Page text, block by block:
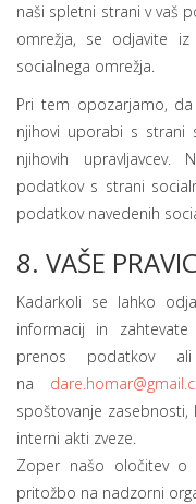
naši spletni strani v vaš
omrežja, se odjavite iz
socialnega omrežja.
Pri tem opozarjamo,
njihovi uporabi s strani
njihovih upravljavcev.
podatkov s strani
podatkov navedenih
8. VAŠE
Kadarkoli se lahko
informacij in
prenos podatkov
na
spoštovanje
interni akti zveze.
Zoper našo oločitev o
pritožbo na nadzorni